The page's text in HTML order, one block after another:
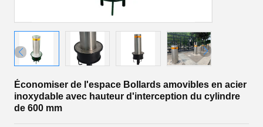
Économiser de l'espace Bollards amovibles en acier
inoxydable avec hauteur d'interception du cylindre
de 600 mm